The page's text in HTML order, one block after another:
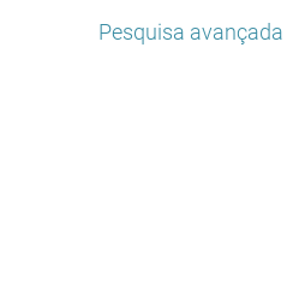
Pesquisa avançada